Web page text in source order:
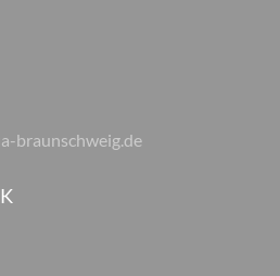
braunschweig.de